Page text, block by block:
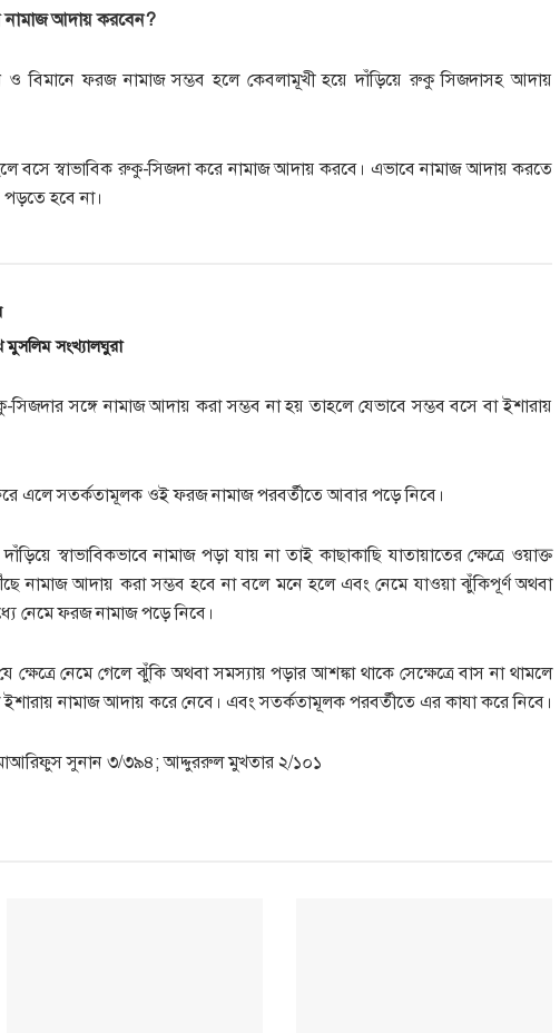
নামাজ আদায় করবেন?
ও বিমানে ফরজ নামাজ সম্ভব হলে কেবলামূখী হয়ে দাঁড়িয়ে রুকু সিজদাসহ আদায়
বসে স্বাভাবিক রুকু-সিজদা করে নামাজ আদায় করবে। এভাবে নামাজ আদায় করতে
পড়তে হবে না।
মুসলিম সংখ্যালঘুরা
সঙ্গে নামাজ আদায় করা সম্ভব না হয় তাহলে যেভাবে সম্ভব বসে বা ইশারায়
ফিরে এলে সতর্কতামূলক ওই ফরজ নামাজ পরবর্তীতে আবার পড়ে নিবে।
স্বাভাবিকভাবে নামাজ পড়া যায় না তাই কাছাকাছি যাতায়াতের ক্ষেত্রে ওয়াক্ত
নামাজ আদায় করা সম্ভব হবে না বলে মনে হলে এবং নেমে যাওয়া ঝুঁকিপূর্ণ অথবা
নেমে ফরজ নামাজ পড়ে নিবে।
ক্ষেত্রে নেমে গেলে ঝুঁকি অথবা সমস্যায় পড়ার আশঙ্কা থাকে সেক্ষেত্রে বাস না থামলে
ইশারায় নামাজ আদায় করে নেবে। এবং সতর্কতামূলক পরবর্তীতে এর কাযা করে নিবে।
সুনান ৩/৩৯৪; আদ্দুররুল মুখতার ২/১০১